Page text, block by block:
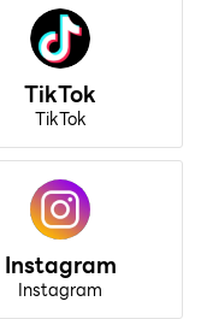
TikTok
TikTok
Instagram
Instagram